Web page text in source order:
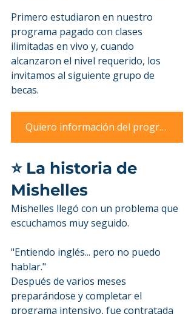
Primero estudiaron en nuestro
programa pagado con clases
ilimitadas en vivo y, cuando
alcanzaron el nivel requerido, los
invitamos al siguiente grupo de
becas.
Quiero información del programa pagado
⭐ La historia de
Mishelles
Mishelles llegó con un problema que
escuchamos muy seguido.
"Entiendo inglés... pero no puedo
hablar."
Después de varios meses
preparándose y completar el
programa intensivo, fue contratada